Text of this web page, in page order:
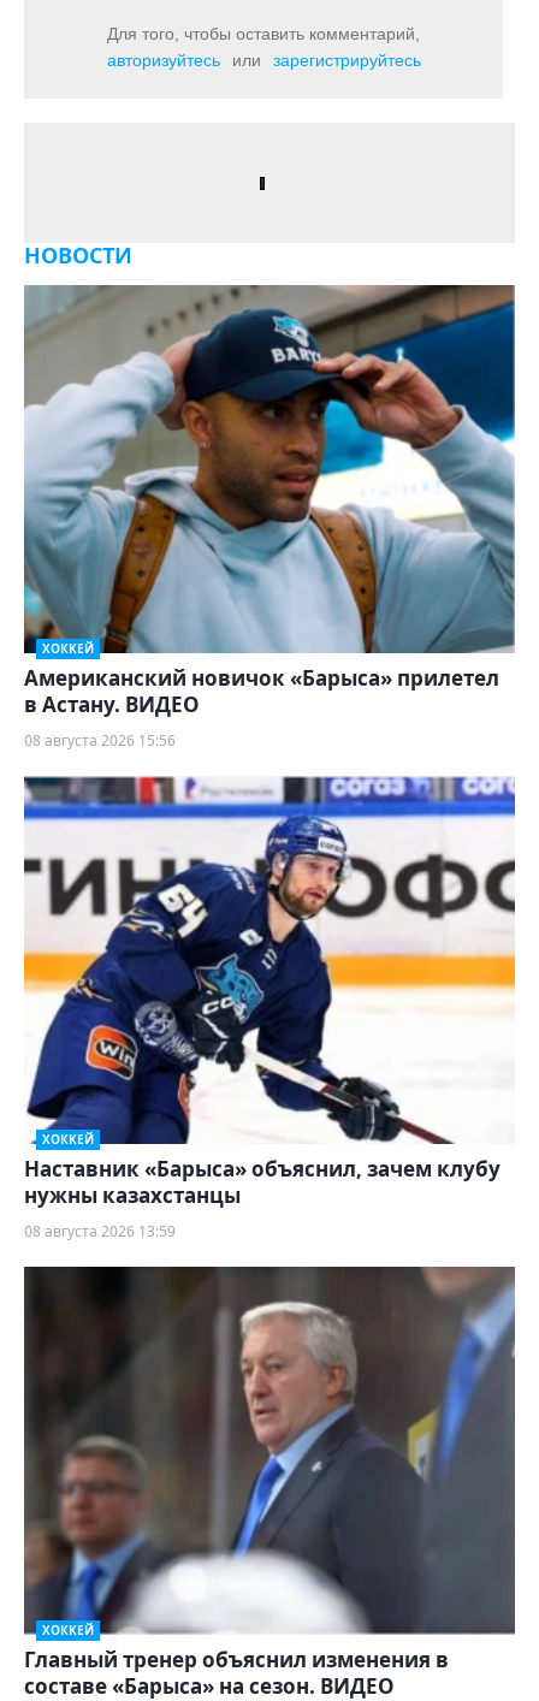
Для того, чтобы оставить комментарий,
авторизуйтесь
или зарегистрируйтесь
НОВОСТИ
ХОККЕЙ
Американский новичок «Барыса» прилетел
в Астану. ВИДЕО
08 августа 2026 15:56
ХОККЕЙ
Наставник «Барыса» объяснил, зачем клубу
нужны казахстанцы
08 августа 2026 13:59
ХОККЕЙ
Главный тренер объяснил изменения в
составе «Барыса» на сезон. ВИДЕО